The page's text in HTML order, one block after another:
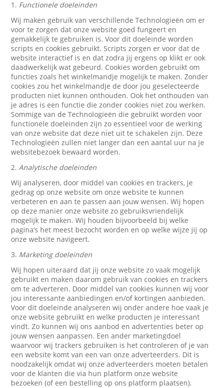
1. Functionele doeleinden
Wij maken gebruik van verschillende Technologieën om er
voor te zorgen dat onze website goed fungeert en
gemakkelijk te gebruiken is. Voor dit doeleinde worden
scripts en cookies gebruikt. Scripts zorgen er voor dat de
website interactief is en dat zodra jij ergens op klikt er ook
daadwerkelijk wat gebeurd. Cookies worden gebruikt om
functies zoals het winkelmandje mogelijk te maken. Zonder
cookies zou het winkelmandje de door jou geselecteerde
producten niet kunnen onthouden. Ook het onthouden van
je adres is een functie die zonder cookies niet zou werken.
Sommige van de Technologieën die gebruikt worden voor
functionele doeleinden zijn zo essentieel voor de werking
van onze website dat deze niet uit te schakelen zijn. Deze
Technologieën zullen niet langer dan een aantal uur na je
websitebezoek bewaard worden.
2.Analytische doeleinden
Wij analyseren, door middel van cookies en trackers, je
gedrag op onze website om onze website te kunnen
verbeteren en aan te passen aan jouw wensen. Wij hopen
op deze manier onze website zo gebruiksvriendelijk
mogelijk te maken. Wij houden bijvoorbeeld bij welke
pagina’s het meest bezocht worden en op welke wijze jij op
onze website navigeert.
3. Marketing doeleinden
Wij hopen uiteraard dat jij onze website zo vaak mogelijk
gebruikt en maken daarom gebruik van cookies en trackers
om te adverteren. Door middel van cookies kunnen wij voor
jou interessante aanbiedingen en/of kortingen aanbieden.
Voor dit doeleinde analyseren wij onder andere hoe vaak je
onze website gebruikt en welke producten je interessant
vindt. Zo kunnen wij ons aanbod en advertenties beter op
jouw wensen aanpassen. Een ander marketingdoel
waarvoor wij trackers gebruiken is het controleren of je van
een website komt van een van onze adverteerders. Dit is
noodzakelijk omdat wij onze adverteerders moeten betalen
voor de klanten die via hun platform onze website
bezoeken (of een bestelling op ons platform plaatsen).